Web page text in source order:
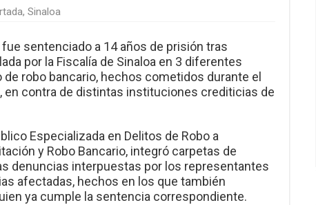
, Sinaloa
fue sentenciado a 14 años de prisión tras
por la Fiscalía de Sinaloa en 3 diferentes
robo bancario, hechos cometidos durante el
en contra de distintas instituciones crediticias de
Especializada en Delitos de Robo a
y Robo Bancario, integró carpetas de
denuncias interpuestas por los representantes
afectadas, hechos en los que también
ya cumple la sentencia correspondiente.